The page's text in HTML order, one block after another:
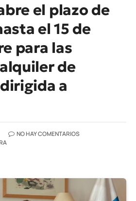
el plazo de
el 15 de
para las
de
a
NO HAY COMENTARIOS